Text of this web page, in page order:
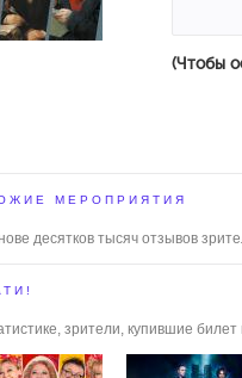
(Чтобы
МЕРОПРИЯТИЯ
десятков тысяч отзывов
зрители, купившие билет